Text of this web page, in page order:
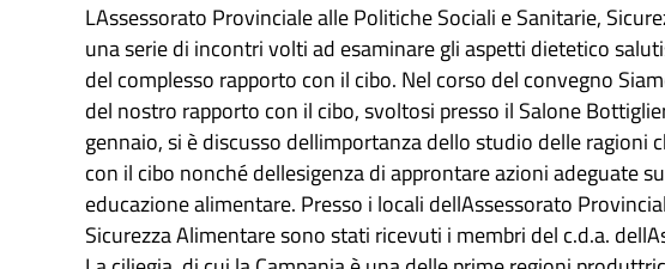
LAssessorato Provinciale alle Politiche Sociali e Sanitarie,
una serie di incontri volti ad esaminare gli aspetti dietetico
del complesso rapporto con il cibo. Nel corso del convegno
del nostro rapporto con il cibo, svoltosi presso il Salone
gennaio, si è discusso dellimportanza dello studio delle ragioni
con il cibo nonché dellesigenza di approntare azioni adeguate
educazione alimentare. Presso i locali dellAssessorato
Sicurezza Alimentare sono stati ricevuti i membri del c.d.a.